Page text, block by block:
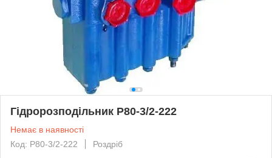
Гідророзподільник Р80-3/2-222
Немає в наявності
Код: Р80-3/2-222
Роздріб